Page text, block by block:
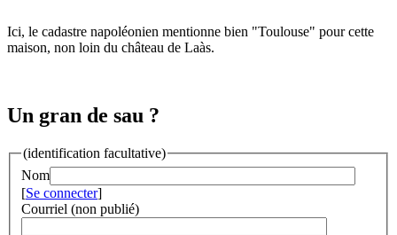
Ici, le cadastre napoléonien mentionne bien "Toulouse" pour cette
maison, non loin du château de Laàs.
Un gran de sau ?
(identification facultative)
Nom
[Se connecter]
Courriel (non publié)